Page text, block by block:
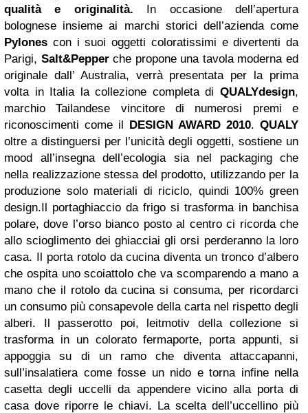
qualità e originalità. In occasione dell’apertura
bolognese insieme ai marchi storici dell’azienda come
Pylones con i suoi oggetti coloratissimi e divertenti da
Parigi, Salt&Pepperche propone una tavola moderna ed
originale dall’ Australia, verrà presentata per la prima
volta in Italia la collezione completa di QUALYdesign,
marchio Tailandese vincitore di numerosi premi e
riconoscimenti come il DESIGN AWARD 2010. QUALY
oltre a distinguersi per l’unicità degli oggetti, sostiene un
mood all’insegna dell’ecologia sia nel packaging che
nella realizzazione stessa del prodotto, utilizzando per la
produzione solo materiali di riciclo, quindi 100% green
design.Il portaghiaccio da frigo si trasforma in banchisa
polare, dove l’orso bianco posto al centro ci ricorda che
allo scioglimento dei ghiacciai gli orsi perderanno la loro
casa. Il porta rotolo da cucina diventa un tronco d’albero
che ospita uno scoiattolo che va scomparendo a mano a
mano che il rotolo da cucina si consuma, per ricordarci
un consumo più consapevole della carta nel rispetto degli
alberi. Il passerotto poi, leitmotiv della collezione si
trasforma in un colorato fermaporte, porta appunti, si
appoggia su di un ramo che diventa attaccapanni,
sull’insalatiera come fosse un nido e torna infine nella
casetta degli uccelli da appendere vicino alla porta di
casa dove riporre le chiavi. La scelta dell’uccellino più